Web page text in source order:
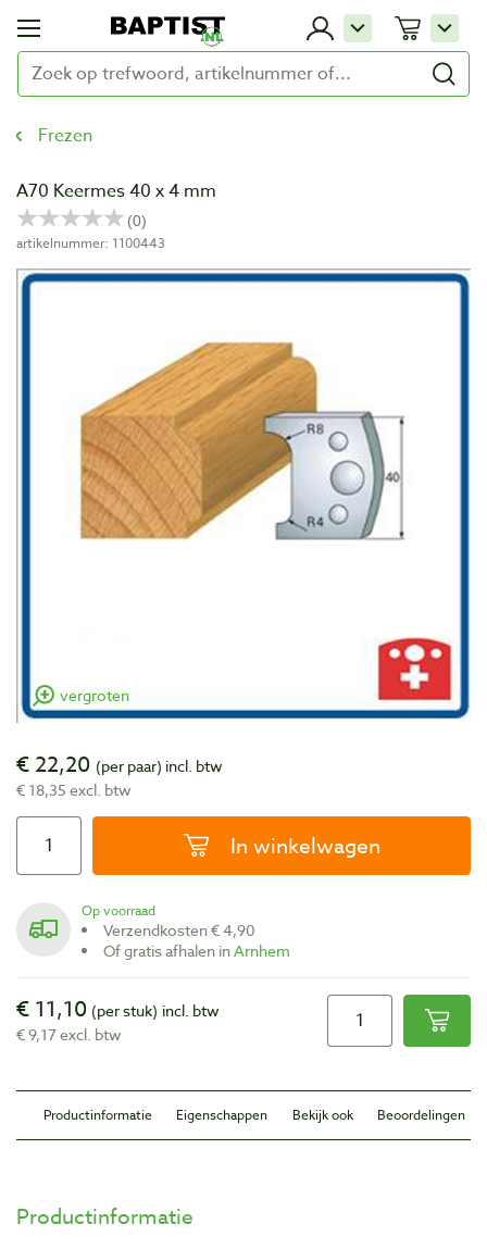
Frezen
A70 Keermes 40 x 4 mm
artikelnummer: 1100443
vergroten
€ 22,20 (per paar) incl. btw
€ 18,35 excl. btw
In winkelwagen
Op voorraad
Verzendkosten € 4,90
Of gratis afhalen inArnhem
€ 11,10 (per stuk) incl. btw
€ 9,17 excl. btw
Productinformatie Eigenschappen Bekijk ook Beoordelingen
Productinformatie